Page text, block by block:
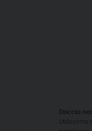
Doccia
Utilissima